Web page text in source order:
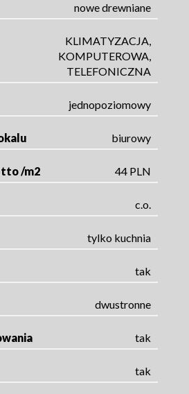
nowe drewniane
KLIMATYZACJA,
KOMPUTEROWA,
TELEFONICZNA
jednopoziomowy
biurowy
/m2 44 PLN
c.o.
tylko kuchnia
tak
dwustronne
tak
tak